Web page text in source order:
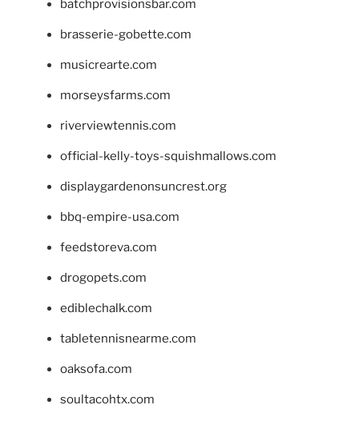
batchprovisionsbar.com
brasserie-gobette.com
musicrearte.com
morseysfarms.com
riverviewtennis.com
official-kelly-toys-squishmallows.com
displaygardenonsuncrest.org
bbq-empire-usa.com
feedstoreva.com
drogopets.com
ediblechalk.com
tabletennisnearme.com
oaksofa.com
soultacohtx.com